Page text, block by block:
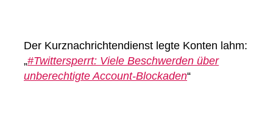
Der Kurznachrichtendienst legte Konten lahm:
„#Twittersperrt: Viele Beschwerden über
unberechtigte Account-Blockaden“